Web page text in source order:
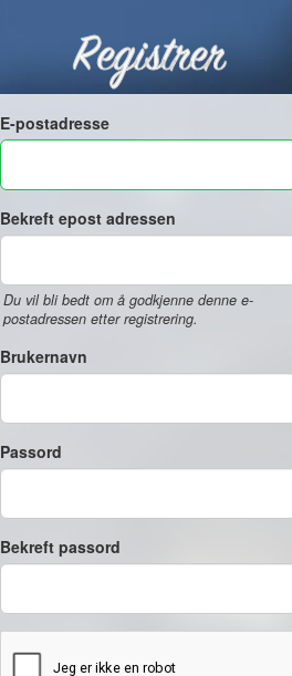
Registrer
E-postadresse
Bekreft epost adressen
Du vil bli bedt om å godkjenne denne e-
postadressen etter registrering.
Brukernavn
Passord
Bekreft passord